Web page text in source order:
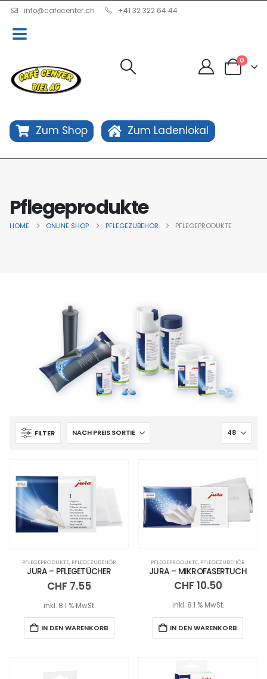
info@cafecenter.ch +41 32 322 64 44
0
Zum Shop Zum Ladenlokal
Pflegeprodukte
HOME ONLINE SHOP PFLEGEZUBEHÖR PFLEGEPRODUKTE
FILTER
PFLEGEPRODUKTE, PFLEGEZUBEHÖR
JURA – PFLEGETÜCHER
CHF 7.55
inkl. 8.1 % MwSt.
IN DEN WARENKORB
PFLEGEPRODUKTE, PFLEGEZUBEHÖR
JURA – MIKROFASERTUCH
CHF 10.50
inkl. 8.1 % MwSt.
IN DEN WARENKORB